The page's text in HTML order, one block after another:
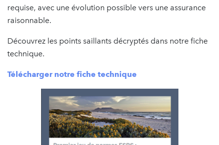
requise, avec une évolution possible vers une assurance
raisonnable.
Découvrez les points saillants décryptés dans notre fiche
technique.
Télécharger notre fiche technique